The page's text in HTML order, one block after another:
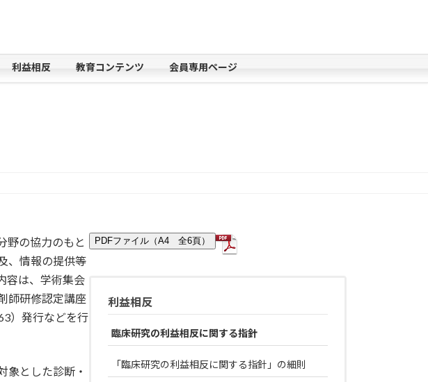
利益相反 教育コンテンツ 会員専用ページ
野の協力のもと
、情報の提供等
容は、学術集会
師研修認定講座
）発行などを行
象とした診断・
PDFファイル（A4 全6頁）
利益相反
臨床研究の利益相反に関する指針
「臨床研究の利益相反に関する指針」の細則